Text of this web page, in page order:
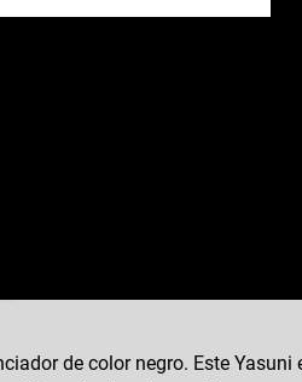
de color negro. Este